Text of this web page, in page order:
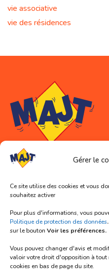
Gérer le
Ce site utilise des cookies et vous
souhaitez activer
Pour plus d'informations, vous
Politique de protection des données.
sur le bouton Voir les préférences.
Vous pouvez changer d'avis et
valoir votre droit d'opposition à tout
cookies en bas de page du site.
vie associative
vie des résidences
Association MAJT (siège
11 rue Abélard
59000 LILLE
Mail : contact@majt-lille.org